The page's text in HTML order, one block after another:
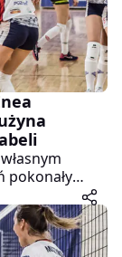
pokonały
w tabeli.